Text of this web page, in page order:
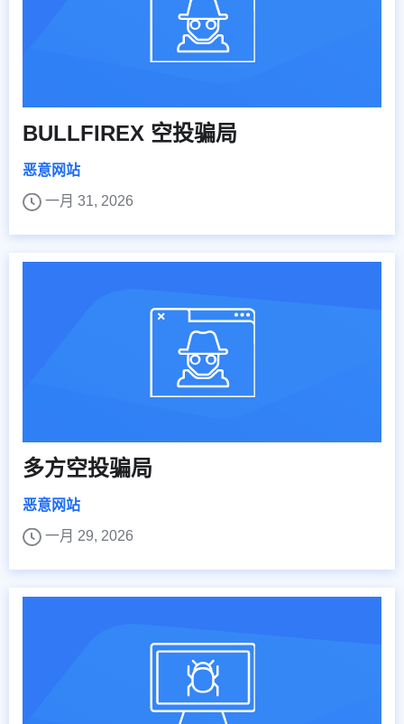
BULLFIREX 空投骗局
恶意网站
一月 31, 2026
多方空投骗局
恶意网站
一月 29, 2026